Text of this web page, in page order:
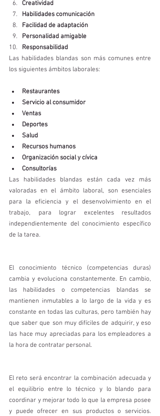
Creatividad
Habilidades comunicación
Facilidad de adaptación
Personalidad amigable
Responsabilidad
Las habilidades blandas son más comunes entre
los siguientes ámbitos laborales:
Restaurantes
Servicio al consumidor
Ventas
Deportes
Salud
Recursos humanos
Organización social y cívica
Consultorías
Las habilidades blandas están cada vez más
valoradas en el ámbito laboral, son esenciales
para la eficiencia y el desenvolvimiento en el
trabajo, para lograr excelentes resultados
independientemente del conocimiento específico
de la tarea.
El conocimiento técnico (competencias duras)
cambia y evoluciona constantemente. En cambio,
las habilidades o competencias blandas se
mantienen inmutables a lo largo de la vida y es
constante en todas las culturas, pero también hay
que saber que son muy difíciles de adquirir, y eso
las hace muy apreciadas para los empleadores a
la hora de contratar personal.
El reto será encontrar la combinación adecuada y
el equilibrio entre lo técnico y lo blando para
coordinar y mejorar todo lo que la empresa posee
y puede ofrecer en sus productos o servicios.